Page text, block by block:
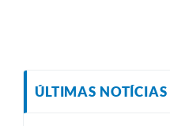
ÚLTIMAS NOTÍCIAS